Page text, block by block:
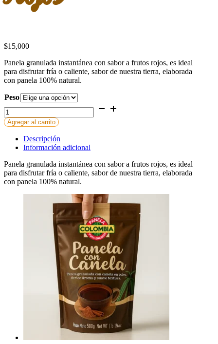
$15,000
Panela granulada instantánea con sabor a frutos rojos, es ideal
para disfrutar fría o caliente, sabor de nuestra tierra, elaborada
con panela 100% natural.
Peso
Panela
Frutos
Rojos
Agregar al carrito
Descripción
Información adicional
Panela granulada instantánea con sabor a frutos rojos, es ideal
para disfrutar fría o caliente, sabor de nuestra tierra, elaborada
con panela 100% natural.